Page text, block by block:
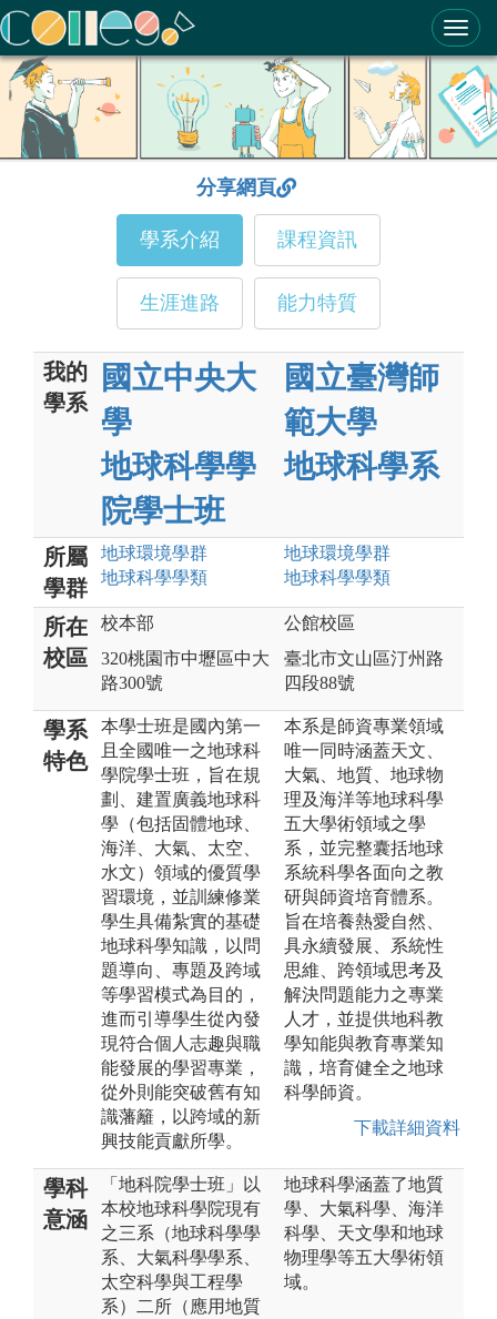
ColleGo! 大學選才與高中育才輔助系統
分享網頁
學系介紹 課程資訊
生涯進路 能力特質
我的
學系
國立中央大
學
地球科學學
院學士班
國立臺灣師
範大學
地球科學系
所屬
學群
地球環境學群
地球科學學類
地球環境學群
地球科學學類
所在
校區
校本部
320桃園市中壢區中大
路300號
公館校區
臺北市文山區汀州路
四段88號
學系
特色
本學士班是國內第一
且全國唯一之地球科
學院學士班，旨在規
劃、建置廣義地球科
學（包括固體地球、
海洋、大氣、太空、
水文）領域的優質學
習環境，並訓練修業
學生具備紮實的基礎
地球科學知識，以問
題導向、專題及跨域
等學習模式為目的，
進而引導學生從內發
現符合個人志趣與職
能發展的學習專業，
從外則能突破舊有知
識藩籬，以跨域的新
興技能貢獻所學。
本系是師資專業領域
唯一同時涵蓋天文、
大氣、地質、地球物
理及海洋等地球科學
五大學術領域之學
系，並完整囊括地球
系統科學各面向之教
研與師資培育體系。
旨在培養熱愛自然、
具永續發展、系統性
思維、跨領域思考及
解決問題能力之專業
人才，並提供地科教
學知能與教育專業知
識，培育健全之地球
科學師資。
下載詳細資料
學科
意涵
「地科院學士班」以
本校地球科學院現有
之三系（地球科學學
系、大氣科學學系、
太空科學與工程學
系）二所（應用地質
地球科學涵蓋了地質
學、大氣科學、海洋
科學、天文學和地球
物理學等五大學術領
域。